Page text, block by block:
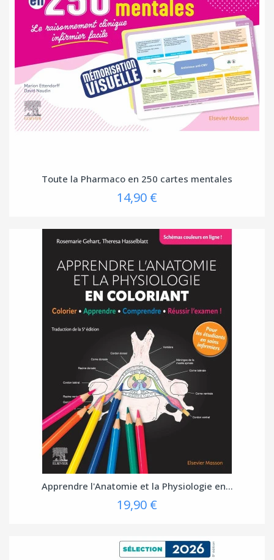
Toute la Pharmaco en 250 cartes mentales
14,90 €
Apprendre l'Anatomie et la Physiologie en...
19,90 €